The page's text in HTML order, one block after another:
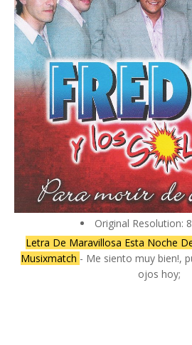
Original Resolution:
Letra De Maravillosa Esta Noche
Musixmatch - Me siento muy bien!,
ojos hoy;